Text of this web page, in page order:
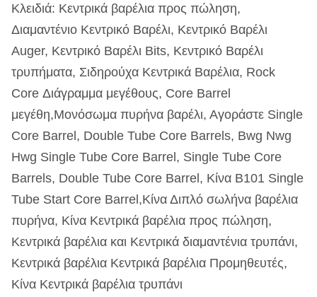
Κλειδιά: Κεντρικά βαρέλια προς πώληση,
Διαμαντένιο Κεντρικό Βαρέλι, Κεντρικό Βαρέλι
Auger, Κεντρικό Βαρέλι Bits, Κεντρικό Βαρέλι
τρυπήματα, Σιδηρούχα Κεντρικά Βαρέλια, Rock
Core Διάγραμμα μεγέθους, Core Barrel
μεγέθη,Μονόσωμα πυρήνα βαρέλι, Αγοράστε Single
Core Barrel, Double Tube Core Barrels, Bwg Nwg
Hwg Single Tube Core Barrel, Single Tube Core
Barrels, Double Tube Core Barrel, Κίνα B101 Single
Tube Start Core Barrel,Κίνα Διπλό σωλήνα βαρέλια
πυρήνα, Κίνα Κεντρικά βαρέλια προς πώληση,
Κεντρικά βαρέλια και Κεντρικά διαμαντένια τρυπάνι,
Κεντρικά βαρέλια Κεντρικά βαρέλια Προμηθευτές,
Κίνα Κεντρικά βαρέλια τρυπάνι